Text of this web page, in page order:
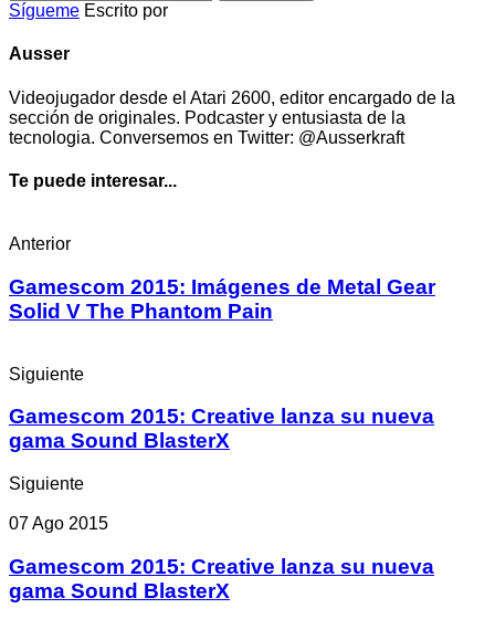
Sígueme Escrito por
Ausser
Videojugador desde el Atari 2600, editor encargado de la
sección de originales. Podcaster y entusiasta de la
tecnologia. Conversemos en Twitter: @Ausserkraft
Te puede interesar...
Anterior
Gamescom 2015: Imágenes de Metal Gear
Solid V The Phantom Pain
Siguiente
Gamescom 2015: Creative lanza su nueva
gama Sound BlasterX
Siguiente
07 Ago 2015
Gamescom 2015: Creative lanza su nueva
gama Sound BlasterX